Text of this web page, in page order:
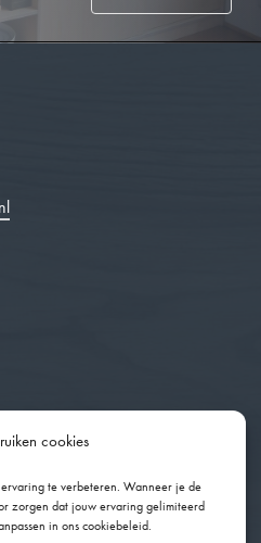
cookies
te verbeteren. Wanneer je de
zorgen dat jouw ervaring gelimiteerd
in ons cookiebeleid.